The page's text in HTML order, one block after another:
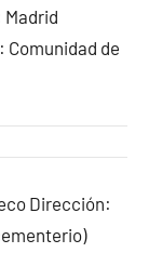
Comunidad de
Dirección: